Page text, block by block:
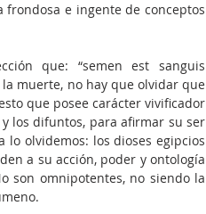
frondosa e ingente de conceptos
que: “semen est sanguis
muerte, no hay que olvidar que
que posee carácter vivificador
los difuntos, para afirmar su ser
lo olvidemos: los dioses egipcios
a su acción, poder y ontología
son omnipotentes, no siendo la